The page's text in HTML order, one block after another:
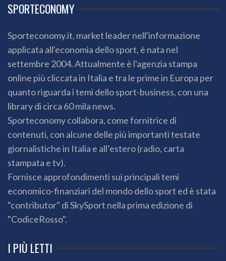
SPORTECONOMY
Sporteconomy.it, market leader nell'informazione
applicata all'economia dello sport, è nata nel
settembre 2004. Attualmente è l'agenzia stampa
online più cliccata in Italia e tra le prime in Europa per
quanto riguarda i temi dello sport-business, con una
library di circa 60 mila news.
Sporteconomy collabora, come fornitrice di
contenuti, con alcune delle più importanti testate
giornalistiche in Italia e all’estero (radio, carta
stampata e tv).
Fornisce approfondimenti sui principali temi
economico-finanziari del mondo dello sport ed è stata
"contributor" di SkySport nella prima edizione di
"CodiceRosso".
I PIÙ LETTI